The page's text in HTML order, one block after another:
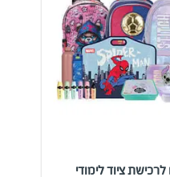
בקנייה מעל 150 ₪ לרכישת ציוד לימודי